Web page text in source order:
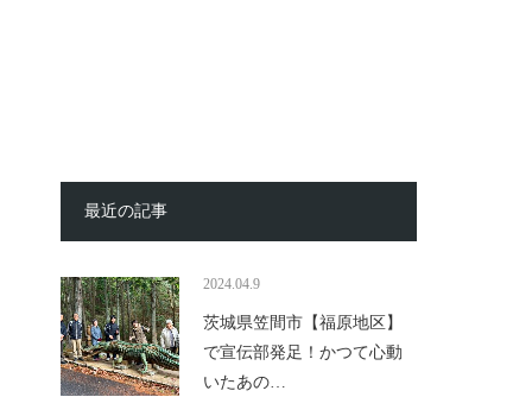
最近の記事
2024.04.9
茨城県笠間市【福原地区】
で宣伝部発足！かつて心動
いたあの…